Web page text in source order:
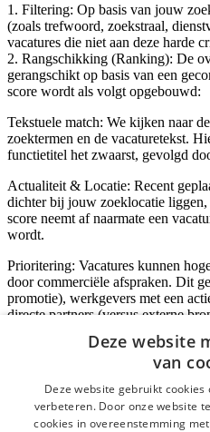
1. Filtering: Op basis van jouw
(zoals trefwoord, zoekstraal,
vacatures die niet aan deze harde
2. Rangschikking (Ranking): De
gerangschikt op basis van een
score wordt als volgt opgebouwd:
Tekstuele match: We kijken naar
zoektermen en de vacaturetekst.
functietitel het zwaarst, gevolgd
Actualiteit & Locatie: Recent
dichter bij jouw zoeklocatie
score neemt af naarmate een
wordt.
Prioritering: Vacatures kunnen
door commerciële afspraken. Dit
promotie), werkgevers met een
directe partners (versus externe
Inloggen als bedrijf
*
Deze website
van
Deze website gebruikt
verbeteren. Door onze website
cookies in overeenstemming